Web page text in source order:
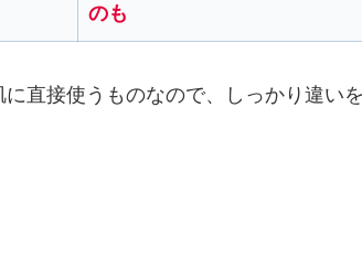
のも
直接使うものなので、しっかり違いを